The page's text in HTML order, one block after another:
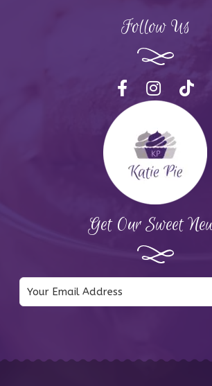
Follow Us
Get Our Sweet